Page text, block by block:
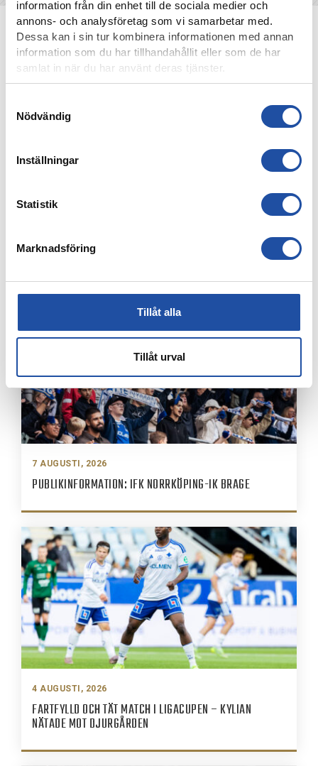
information från din enhet till de sociala medier och
annons- och analysföretag som vi samarbetar med.
Dessa kan i sin tur kombinera informationen med annan
information som du har tillhandahållit eller som de har
samlat in när du har använt deras tjänster.
Nödvändig
Inställningar
Statistik
Marknadsföring
Tillåt alla
Tillåt urval
NYHETER
ELIAS JEMALS BÄSTA TID PÅ KANTEN – “BARNDOMSDRÖM
ATT FÅ SPELA SÅ HÄR”
7 AUGUSTI, 2026
PUBLIKINFORMATION: IFK NORRKÖPING-IK BRAGE
4 AUGUSTI, 2026
FARTFYLLD OCH TÄT MATCH I LIGACUPEN – KYLIAN
NÄTADE MOT DJURGÅRDEN